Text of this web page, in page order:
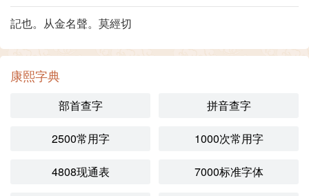
記也。从金名聲。莫經切
康熙字典
部首查字 拼音查字
2500常用字 1000次常用字
4808现通表 7000标准字体